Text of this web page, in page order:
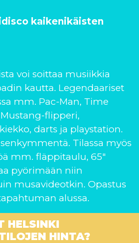
kaikenikäisten
voi soittaa musiikkia
kautta. Legendaariset
mm. Pac-Man, Time
Mustang-flipperi,
darts ja playstation.
Tilassa myös
mm. fläppitaulu, 65″
pyörimään niin
musavideotkin. Opastus
alussa.
HELSINKI
HINTA?